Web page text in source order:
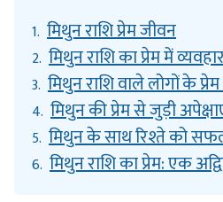
1. मिथुन राशि प्रेम जीवन
2. मिथुन राशि का प्रेम में
3. मिथुन राशि वाले लोगों के
4. मिथुन की प्रेम से जुड़ी
5. मिथुन के साथ रिश्ते को
6. मिथुन राशि का प्रेम: एक